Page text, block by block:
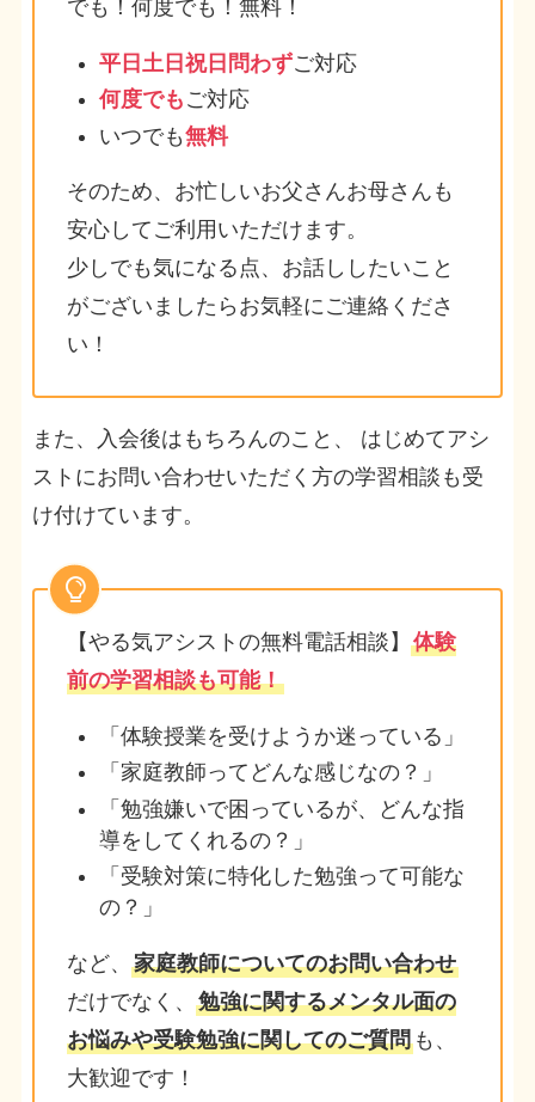
でも！何度でも！無料！
平日土日祝日問わずご対応
何度でも ご対応
いつでも無料
そのため、お忙しいお父さんお母さんも
安心してご利用いただけます。
少しでも気になる点、お話ししたいこと
がございましたらお気軽にご連絡くださ
い！
また、入会後はもちろんのこと、 はじめてアシ
ストにお問い合わせいただく方の学習相談も受
け付けています。
【やる気アシストの無料電話相談】 体験
前の学習相談も可能！
「体験授業を受けようか迷っている」
「家庭教師ってどんな感じなの？」
「勉強嫌いで困っているが、どんな指
導をしてくれるの？」
「受験対策に特化した勉強って可能な
の？」
など、 家庭教師についてのお問い合わせ
だけでなく、 勉強に関するメンタル面の
お悩みや受験勉強に関してのご質問も、
大歓迎です！